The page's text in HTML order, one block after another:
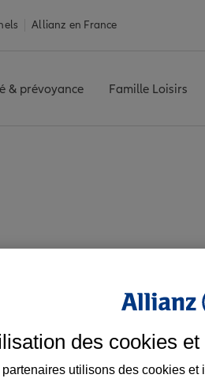
Allianz en France
& prévoyance Famille Loisirs
des cookies
partenaires utilisons des cookies